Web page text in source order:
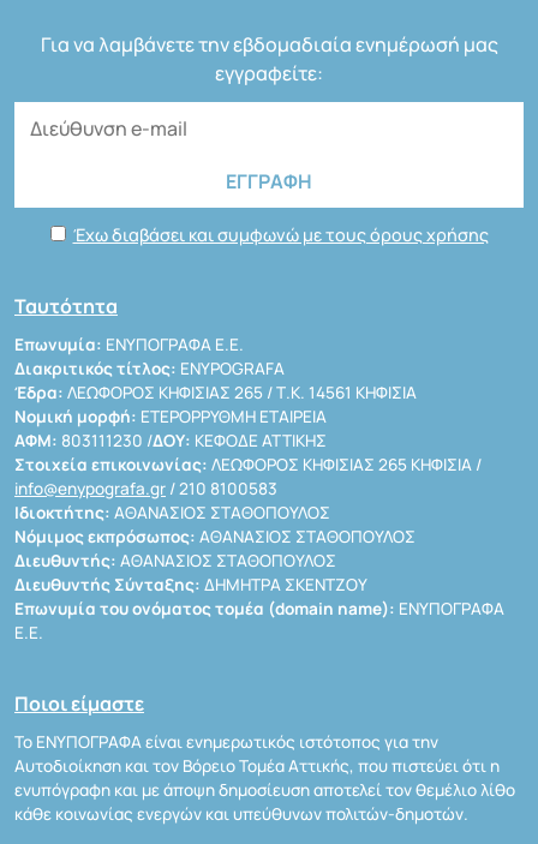
Για να λαμβάνετε την εβδομαδιαία ενημέρωσή μας
εγγραφείτε:
Έχω διαβάσει και συμφωνώ με τους όρους χρήσης
Ταυτότητα
Επωνυμία: ΕΝΥΠΟΓΡΑΦΑ Ε.Ε.
Διακριτικός τίτλος: ENYPOGRAFA
Έδρα: ΛΕΩΦΟΡΟΣ ΚΗΦΙΣΙΑΣ 265 / Τ.Κ. 14561 ΚΗΦΙΣΙΑ
Νομική μορφή: ΕΤΕΡΟΡΡΥΘΜΗ ΕΤΑΙΡΕΙΑ
ΑΦΜ: 803111230 /ΔΟΥ: ΚΕΦΟΔΕ ΑΤΤΙΚΗΣ
Στοιχεία επικοινωνίας: ΛΕΩΦΟΡΟΣ ΚΗΦΙΣΙΑΣ 265 ΚΗΦΙΣΙΑ /
info@enypografa.gr / 210 8100583
Ιδιοκτήτης: ΑΘΑΝΑΣΙΟΣ ΣΤΑΘΟΠΟΥΛΟΣ
Νόμιμος εκπρόσωπος: ΑΘΑΝΑΣΙΟΣ ΣΤΑΘΟΠΟΥΛΟΣ
Διευθυντής: ΑΘΑΝΑΣΙΟΣ ΣΤΑΘΟΠΟΥΛΟΣ
Διευθυντής Σύνταξης: ΔΗΜΗΤΡΑ ΣΚΕΝΤΖΟΥ
Επωνυμία του ονόματος τομέα (domain name): ΕΝΥΠΟΓΡΑΦΑ
Ε.Ε.
Ποιοι είμαστε
Το ΕΝΥΠΟΓΡΑΦΑ είναι ενημερωτικός ιστότοπος για την
Αυτοδιοίκηση και τον Βόρειο Τομέα Αττικής, που πιστεύει ότι η
ενυπόγραφη και με άποψη δημοσίευση αποτελεί τον θεμέλιο λίθο
κάθε κοινωνίας ενεργών και υπεύθυνων πολιτών-δημοτών.